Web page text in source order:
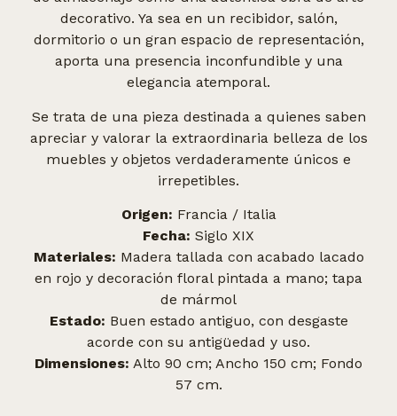
decorativo. Ya sea en un recibidor, salón,
dormitorio o un gran espacio de representación,
aporta una presencia inconfundible y una
elegancia atemporal.
Se trata de una pieza destinada a quienes saben
apreciar y valorar la extraordinaria belleza de los
muebles y objetos verdaderamente únicos e
irrepetibles.
Origen: Francia / Italia
Fecha: Siglo XIX
Materiales: Madera tallada con acabado lacado
en rojo y decoración floral pintada a mano; tapa
de mármol
Estado: Buen estado antiguo, con desgaste
acorde con su antigüedad y uso.
Dimensiones: Alto 90 cm; Ancho 150 cm; Fondo
57 cm.